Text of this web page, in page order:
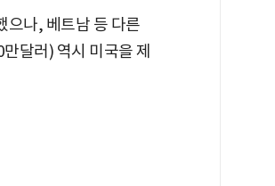
으나, 베트남 등 다른
달러) 역시 미국을 제